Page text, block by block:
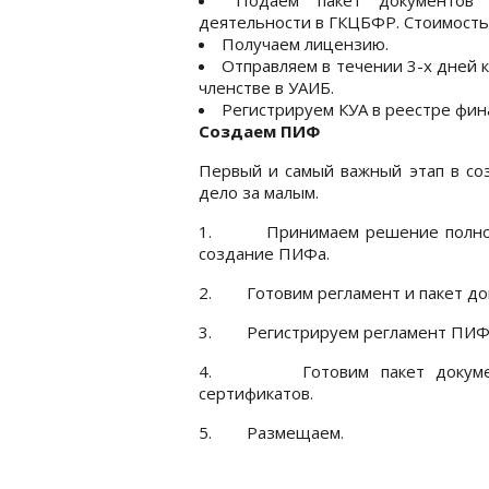
деятельности в ГКЦБФР.
Получаем лицензию.
Отправляем в течении 3-х дней
членстве в УАИБ.
Регистрируем КУА в реестре
Создаем ПИФ
Первый и самый важный этап в
дело за малым.
1. Принимаем решение
создание ПИФа.
2. Готовим регламент и пакет
3. Регистрируем регламент
4. Готовим пакет
сертификатов.
5. Размещаем.